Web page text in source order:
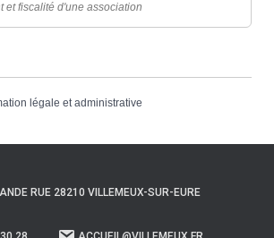
et fiscalité d'une association
légale et administrative
RUE 28210 VILLEMEUX-SUR-EURE